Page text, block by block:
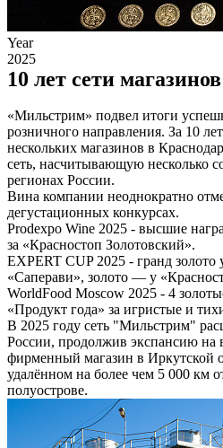
Year
2025
10 лет сети
«Мильстрим» подвел итоги
розничного направления. За 10
нескольких магазинов в
сеть, насчитывающую несколько
регионах России.
Вина компании неоднократно
дегустационных конкурсах.
Prodexpo Wine 2025 - высшие
за «Красностоп Золотовский».
EXPERT CUP 2025 - гранд
«Саперави», золото — у
WorldFood Moscow 2025 - 4
«Продукт года» за игристые и
В 2025 году сеть "Мильстрим"
России, продолжив экспансию на
фирменный магазин в Иркутской
удалённом на более чем 5 000 км
полуострове.